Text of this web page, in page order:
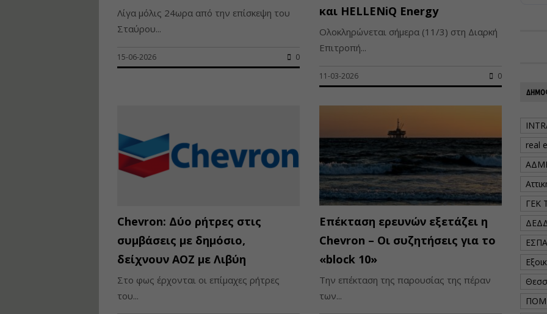
Λίγα μόλις 24ωρα από την επίσκεψη του
Σταύρου...
15-06-2026 0
και HELLENiQ Energy
Ολοκληρώνεται σήμερα (11/3) στη Διαρκή
Επιτροπή...
11-03-2026 0
Chevron: Δύο ρήτρες στις
συμβάσεις με δημόσιο,
δείχνουν ΑΟΖ με Λιβύη
Στο φως έρχονται οι επίμαχες ρήτρες
του...
Επέκταση ερευνών εξετάζει η
Chevron – Οι συζητήσεις για το
«block 10»
Την επέκταση της παρουσίας της πέραν
των...
real
ΓΕΚ
ΕΣΠΑ